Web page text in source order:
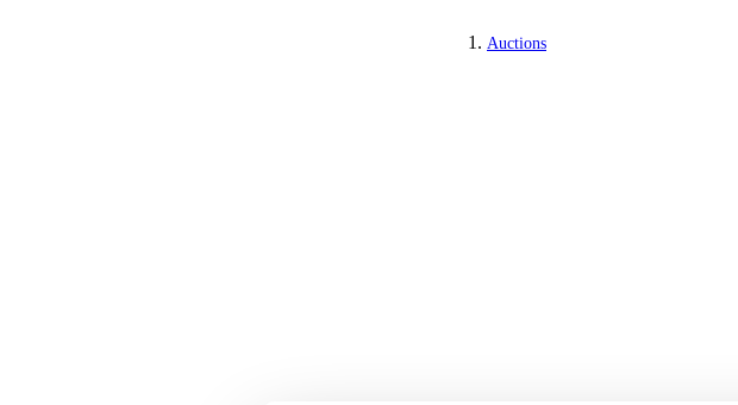
Auctions